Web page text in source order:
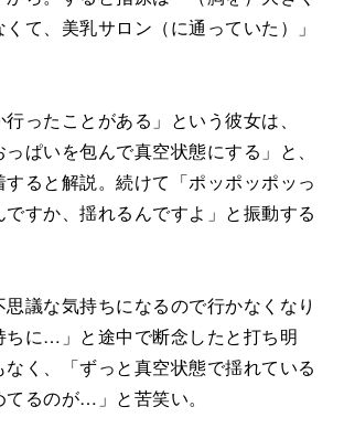
て、美乳サロン（に通っていた）」
ったことがある」という彼女は、
っぱいを包んで真空状態にする」と、
ると解説。続けて「ポッポッポッっ
すか、揺れるんですよ」と振動する
議な気持ちになるので行かなくなり
ちに…」と途中で断念したと打ち明
く、「ずっと真空状態で揺れている
るのが…」と苦笑い。